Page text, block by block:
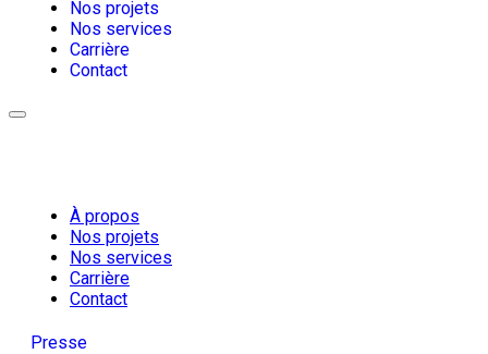
Nos projets
Nos services
Carrière
Contact
À propos
Nos projets
Nos services
Carrière
Contact
Presse